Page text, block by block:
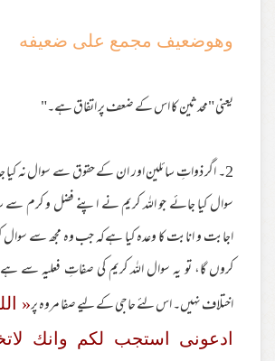
وهوضعيف مجمع على ضعيفه
یعنی "محدثین کا اس کے ضعف پر اتفاق ہے۔"
2۔ اگر ذواتِ سائلین اور ان کے حقوق سے سوال نہ
سوال کیا جائے جو اللہ کریم نے اپنے فضل و کرم سے
اجابت و انابت کا وعدہ کیا ہےکہ جب وہ مجھ سے
کروں گا، تو یہ سوال اللہ کریم کی صفاتِ فعلیہ سے
اختلاف نہیں۔ اس لئے حاجی کے لیے صفا مروہ پر«
ادعونى استجب لكم وانك